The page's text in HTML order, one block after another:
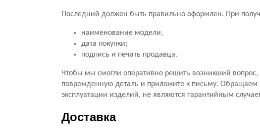
Последний должен быть правильно оформлен. При
наименование модели;
дата покупки;
подпись и печать продавца.
Чтобы мы смогли оперативно решить возникший
поврежденную деталь и приложите к письму.
эксплуатации изделий, не являются гарантийным
Доставка